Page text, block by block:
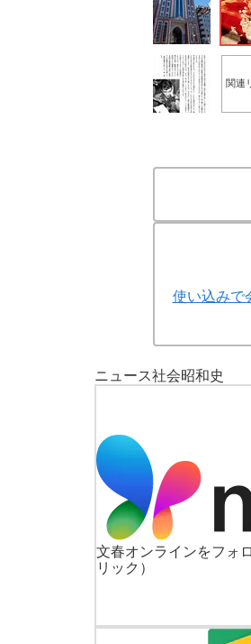
関連
使い込みで
ニュース社会昭和史
文春オンラインをフォ
リック）